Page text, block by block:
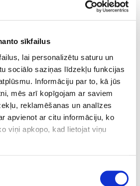
sīkfailus
lai personalizētu saturu un
sociālo saziņas līdzekļu funkcijas
Informāciju par to, kā jūs
mēs arī kopīgojam ar saviem
reklamēšanas un analīzes
apvienot ar citu informāciju, ko
viņi apkopo, kad lietojat viņu
bāzes (saulespuķu eļļa, sojas eļļa,
vasks un kandelilla vasks)
piedevas) un ūdeni atgrūdošas
vaitspirts (nesatur benzolu). Produkts
EK) saskaņā ar GOS saturu maks. 400
pieejama pēc pieprasījuma.
ar vienu kārtu.
no koksnes īpašībām. Visa
un ēvelētām/zāģētām virsmām.